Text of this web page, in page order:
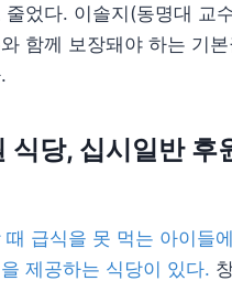
줄었다. 이솔지(동명대 교
함께 보장돼야 하는 기본
당, 십시일반 후
때 급식을 못 먹는 아이들
제공하는 식당이 있다.